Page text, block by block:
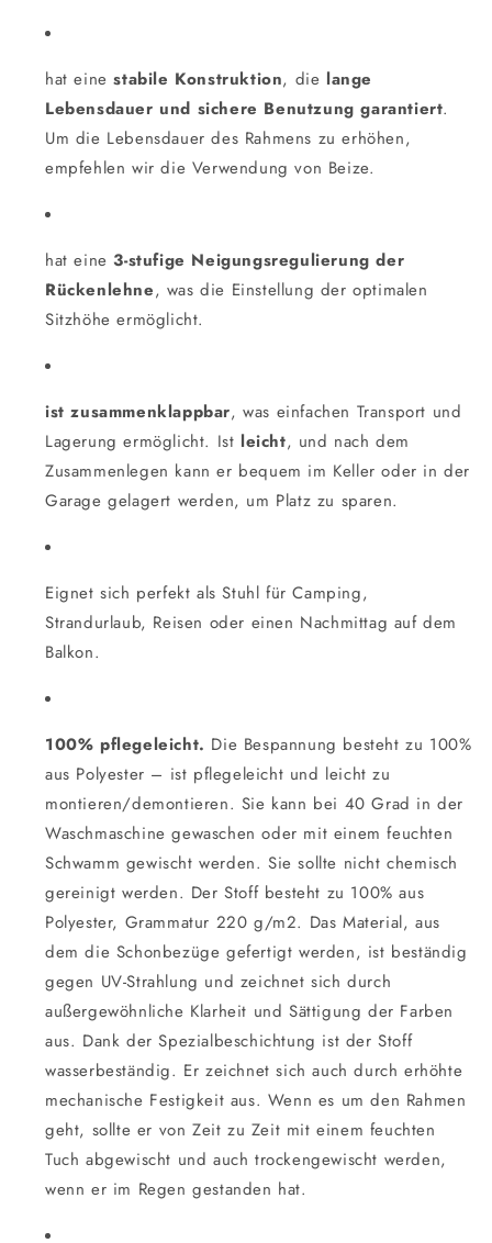
hat eine stabile Konstruktion, die lange
Lebensdauer und sichere Benutzung garantiert.
Um die Lebensdauer des Rahmens zu erhöhen,
empfehlen wir die Verwendung von Beize.
hat eine 3-stufige Neigungsregulierung der
Rückenlehne, was die Einstellung der optimalen
Sitzhöhe ermöglicht.
ist zusammenklappbar, was einfachen Transport und
Lagerung ermöglicht. Ist leicht, und nach dem
Zusammenlegen kann er bequem im Keller oder in der
Garage gelagert werden, um Platz zu sparen.
Eignet sich perfekt als Stuhl für Camping,
Strandurlaub, Reisen oder einen Nachmittag auf dem
Balkon.
100% pflegeleicht. Die Bespannung besteht zu 100%
aus Polyester – ist pflegeleicht und leicht zu
montieren/demontieren. Sie kann bei 40 Grad in der
Waschmaschine gewaschen oder mit einem feuchten
Schwamm gewischt werden. Sie sollte nicht chemisch
gereinigt werden. Der Stoff besteht zu 100% aus
Polyester, Grammatur 220 g/m2. Das Material, aus
dem die Schonbezüge gefertigt werden, ist beständig
gegen UV-Strahlung und zeichnet sich durch
außergewöhnliche Klarheit und Sättigung der Farben
aus. Dank der Spezialbeschichtung ist der Stoff
wasserbeständig. Er zeichnet sich auch durch erhöhte
mechanische Festigkeit aus. Wenn es um den Rahmen
geht, sollte er von Zeit zu Zeit mit einem feuchten
Tuch abgewischt und auch trockengewischt werden,
wenn er im Regen gestanden hat.